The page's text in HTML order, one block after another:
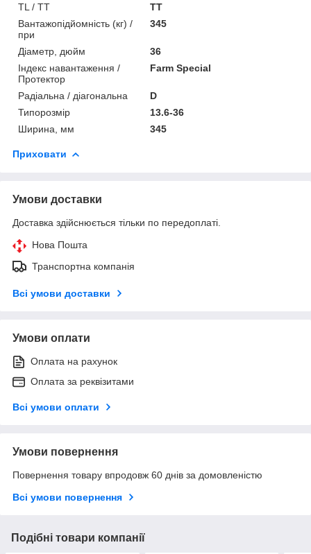
TL / TT
TT
Вантажопідйомність (кг) /
при
345
Діаметр, дюйм
36
Індекс навантаження /
Протектор
Farm Special
Радіальна / діагональна
D
Типорозмір
13.6-36
Ширина, мм
345
Приховати
Умови доставки
Доставка здійснюється тільки по передоплаті.
Нова Пошта
Транспортна компанія
Всі умови доставки
Умови оплати
Оплата на рахунок
Оплата за реквізитами
Всі умови оплати
Умови повернення
Повернення товару впродовж 60 днів за домовленістю
Всі умови повернення
Подібні товари компанії